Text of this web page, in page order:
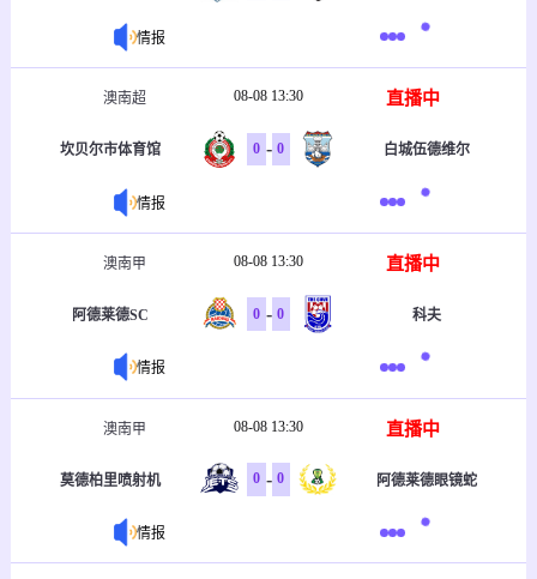
情报
澳南超 08-08 13:30 直播中
坎贝尔市体育馆 0 - 0 白城伍德维尔
情报
澳南甲 08-08 13:30 直播中
阿德莱德SC 0 - 0 科夫
情报
澳南甲 08-08 13:30 直播中
莫德柏里喷射机 0 - 0 阿德莱德眼镜蛇
情报